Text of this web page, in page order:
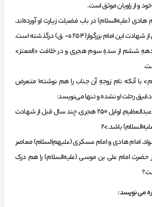
و از راويان‌ موثق‌ است.
(عليه‌السلام) در باب‌ فضيلت‌ زيارت‌ او آورده‌اند،
روشن‌ مي‌شود كه‌ پيش‌ از شهادت‌ اين‌ امام‌ بزرگوار(254 ه- .‌ق) درگذشته‌ است،‌
دههِ‌ ششم‌ از سدهِ‌ سوم‌ هجري‌ و در خلافت‌ <المعتز>
‌مؤ‌لف‌ كتاب‌ <جنه‌ النعيم> با آنكه‌ نام‌ زوجهِ‌ آن‌ جناب‌ را هم‌ نوشته1 متعرض‌
رحلت‌ او نشده‌ و تنها مي‌نويسد:
<پس‌ بايد وفات‌ حضرت‌ عبدالعظيم، اوايل‌ 250 هجري، چند سال‌ قبل‌ از شهادت‌
باشد.>2
جواد، امام‌ هادي‌ و امام‌ عسكري‌ (عليهم‌السلام) معاصر
حضرت‌ امام‌ علي‌ بن‌ موسي‌ (عليه‌السلام) را هم‌ درك‌
مي‌نويسد: